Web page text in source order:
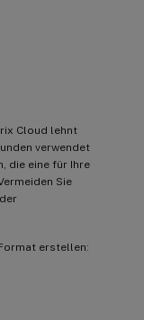
Cloud lehnt
verwendet
die eine für Ihre
Sie
erstellen: